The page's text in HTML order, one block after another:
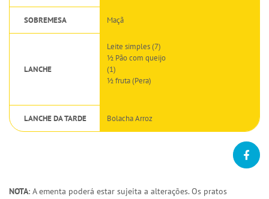
SOBREMESA Maçã
LANCHE
Leite simples (7)
½ Pão com queijo
(1)
½ fruta (Pera)
LANCHE DA TARDE Bolacha Arroz
NOTA: A ementa poderá estar sujeita a alterações. Os pratos